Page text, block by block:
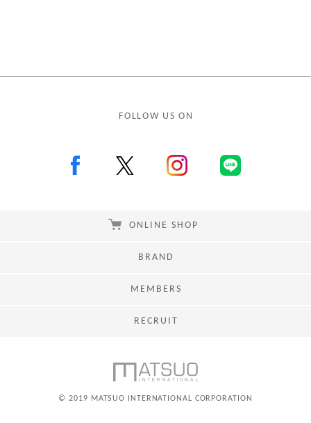
FOLLOW US ON
ONLINE SHOP
BRAND
MEMBERS
RECRUIT
© 2019 MATSUO INTERNATIONAL CORPORATION